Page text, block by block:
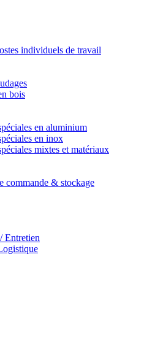
individuels de travail
bois
en aluminium
en inox
mixtes et matériaux
commande & stockage
Entretien